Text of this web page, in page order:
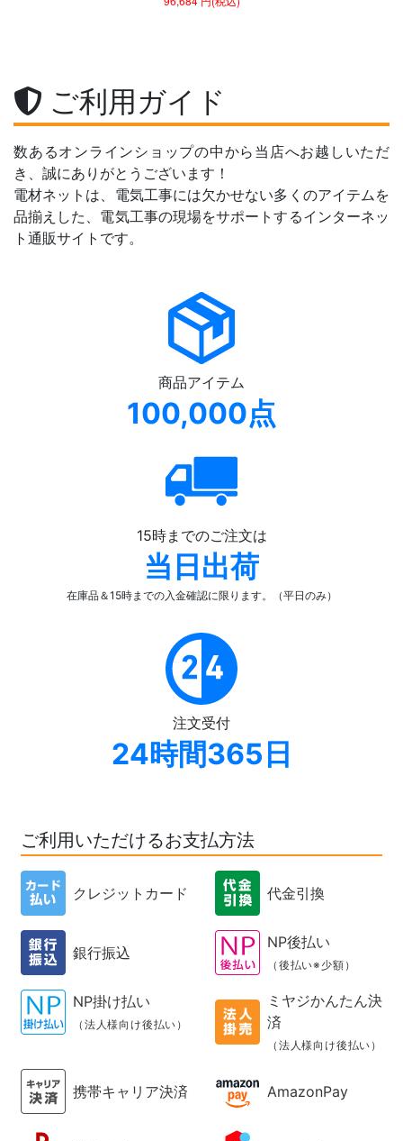
ご利用ガイド
数あるオンラインショップの中から当店へお越しいただ
き、誠にありがとうございます！
電材ネットは、電気工事には欠かせない多くのアイテムを
品揃えした、電気工事の現場をサポートするインターネッ
ト通販サイトです。
商品アイテム
100,000点
15時までのご注文は
当日出荷
在庫品＆15時までの入金確認に限ります。（平日のみ）
注文受付
24時間365日
ご利用いただけるお支払方法
クレジットカード 代金引換
銀行振込
NP後払い
（後払い※少額）
NP掛け払い
（法人様向け後払い）
ミヤジかんたん決
済
（法人様向け後払い）
携帯キャリア決済 AmazonPay